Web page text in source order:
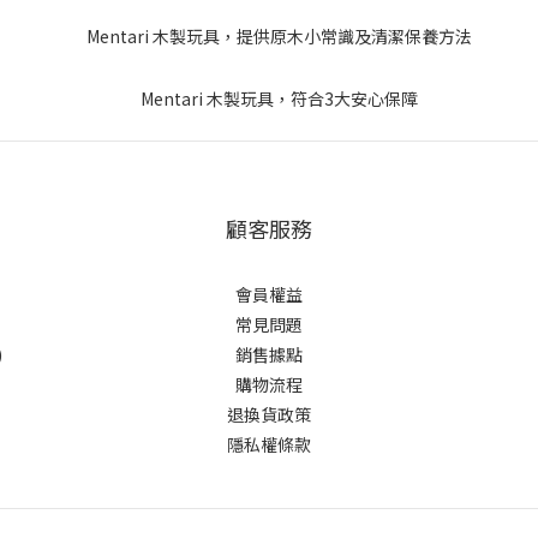
顧客服務
會員權益
常見問題
銷售據點
購物流程
退換貨政策
隱私權條款